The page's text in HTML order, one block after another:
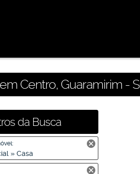
Centro, Guaramirim -
da Busca
» Casa